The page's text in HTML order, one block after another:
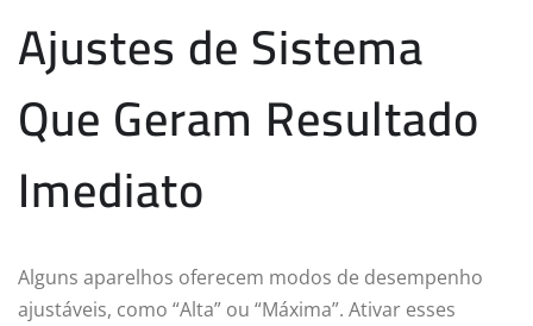
Ajustes de Sistema
Que Geram Resultado
Imediato
Alguns aparelhos oferecem modos de desempenho
ajustáveis, como “Alta” ou “Máxima”. Ativar esses